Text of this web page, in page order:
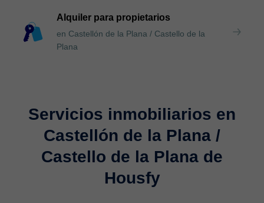
Alquiler para propietarios
en Castellón de la Plana / Castello de la
Plana
Servicios inmobiliarios en
Castellón de la Plana /
Castello de la Plana de
Housfy